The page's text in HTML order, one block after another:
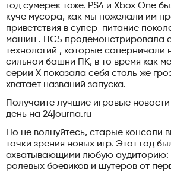
год сумерек тоже. PS4 и Xbox One
куче мусора, как мы пожелали им
приветствия в супер-питание
машин . ПС5 продемонстрировала
технологий , которые соперничали
сильной башни ПК, в то время как
серии X показала себя столь же
хватает названий запуска.
Получайте лучшие игровые
день на 24journa.ru
Но не волнуйтесь, старые консоли
точки зрения новых игр. Этот год
охватывающими любую аудиторию:
ролевых боевиков и шутеров от